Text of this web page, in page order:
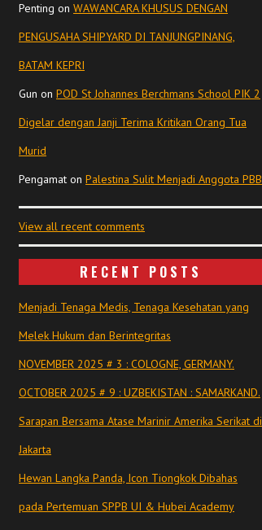
Penting on WAWANCARA KHUSUS DENGAN
PENGUSAHA SHIPYARD DI TANJUNGPINANG,
BATAM KEPRI
Gun on POD St Johannes Berchmans School PIK 2
Digelar dengan Janji Terima Kritikan Orang Tua
Murid
Pengamat on Palestina Sulit Menjadi Anggota PBB
View all recent comments
RECENT POSTS
Menjadi Tenaga Medis, Tenaga Kesehatan yang
Melek Hukum dan Berintegritas
NOVEMBER 2025 # 3 : COLOGNE, GERMANY.
OCTOBER 2025 # 9 : UZBEKISTAN : SAMARKAND.
Sarapan Bersama Atase Marinir Amerika Serikat di
Jakarta
Hewan Langka Panda, Icon Tiongkok Dibahas
pada Pertemuan SPPB UI & Hubei Academy